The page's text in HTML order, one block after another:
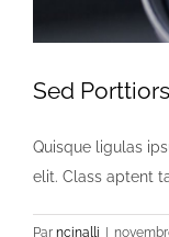
Sed
Quisque ligulas
elit. Class aptent
Par ncinalli